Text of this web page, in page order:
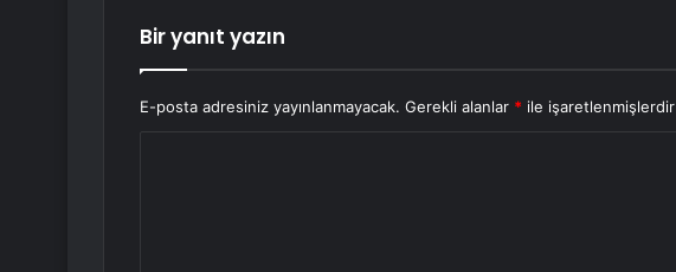
Bir yanıt yazın
E-posta adresiniz yayınlanmayacak. Gerekli alanlar * ile işaretlenmişlerdir